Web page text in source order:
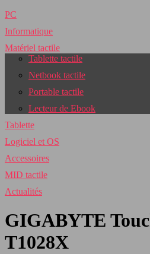
PC
Informatique
Matériel tactile
Tablette tactile
Netbook tactile
Portable tactile
Lecteur de Ebook
Tablette
Logiciel et OS
Accessoires
MID tactile
Actualités
GIGABYTE
T1028X